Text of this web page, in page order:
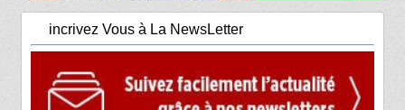
incrivez Vous à La NewsLetter